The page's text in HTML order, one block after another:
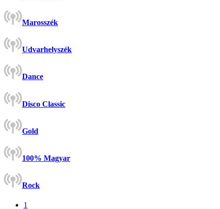
Marosszék
Udvarhelyszék
Dance
Disco Classic
Gold
100% Magyar
Rock
1